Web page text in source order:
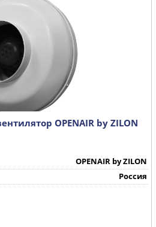
OPENAIR by ZILON
OPENAIR by ZILON
Россия